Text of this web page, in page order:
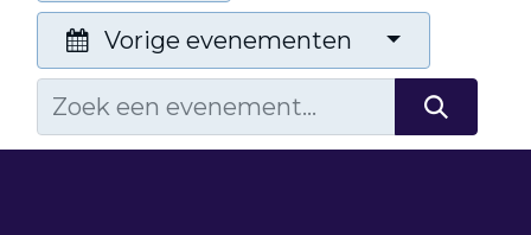
Vorige evenementen